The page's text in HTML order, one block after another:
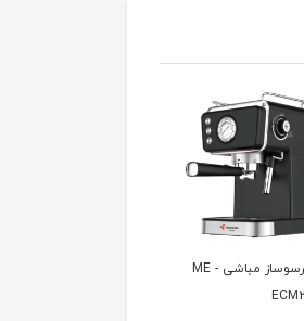
اسپرسوساز مباشی ME -